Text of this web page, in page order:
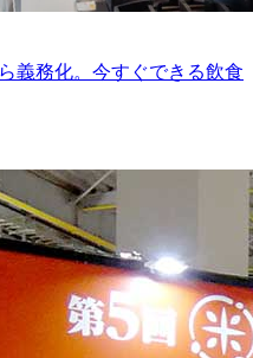
義務化。今すぐできる飲食